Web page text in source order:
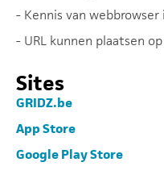
- Kennis van
- URL kunnen plaatsen
Sites
GRIDZ.be
App Store
Google Play Store